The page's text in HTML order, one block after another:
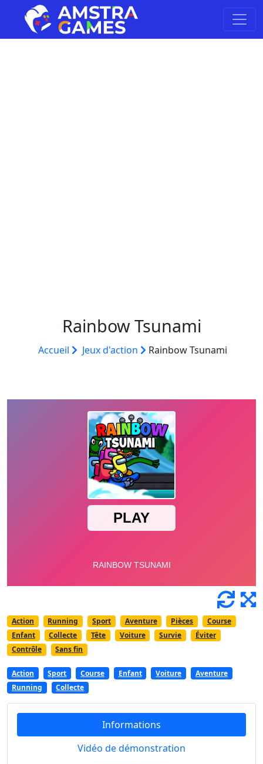
Rainbow Tsunami
Accueil Jeux d'action Rainbow Tsunami
Action Running Sport Aventure Pièces
Course
Enfant
Collecte Tête Voiture Survie
Éviter
Contrôle
Sans fin
Action Sport Course Enfant Voiture
Aventure
Running
Collecte
Informations
Vidéo de démonstration